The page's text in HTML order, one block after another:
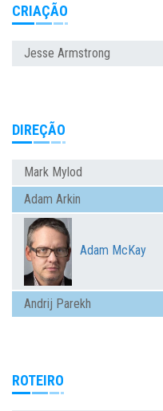
CRIAÇÃO
Jesse Armstrong
DIREÇÃO
Mark Mylod
Adam Arkin
Adam McKay
Andrij Parekh
ROTEIRO